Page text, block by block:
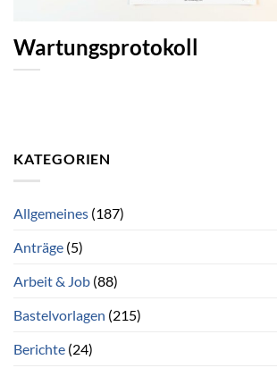
Wartungsprotokoll
KATEGORIEN
Allgemeines (187)
Anträge (5)
Arbeit & Job (88)
Bastelvorlagen (215)
Berichte (24)